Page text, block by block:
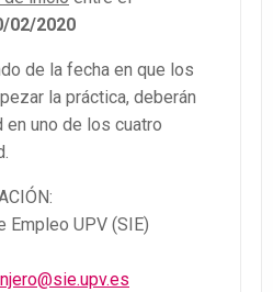
02/2020
de la fecha en que los
la práctica, deberán
uno de los cuatro
Empleo UPV (SIE)